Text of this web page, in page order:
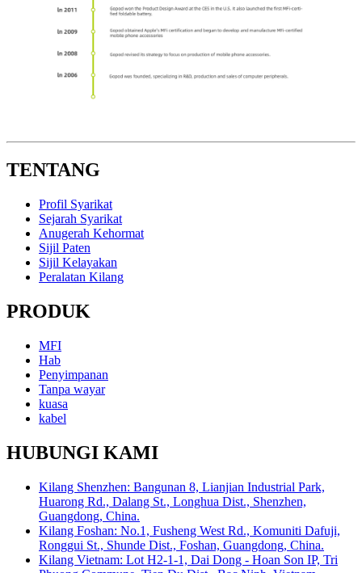
TENTANG
Profil Syarikat
Sejarah Syarikat
Anugerah Kehormat
Sijil Paten
Sijil Kelayakan
Peralatan Kilang
PRODUK
MFI
Hab
Penyimpanan
Tanpa wayar
kuasa
kabel
HUBUNGI KAMI
Kilang Shenzhen: Bangunan 8, Lianjian Industrial Park,
Huarong Rd., Dalang St., Longhua Dist., Shenzhen,
Guangdong, China.
Kilang Foshan: No.1, Fusheng West Rd., Komuniti Dafuji,
Ronggui St., Shunde Dist., Foshan, Guangdong, China.
Kilang Vietnam: Lot H2-1-1, Dai Dong - Hoan Son IP, Tri